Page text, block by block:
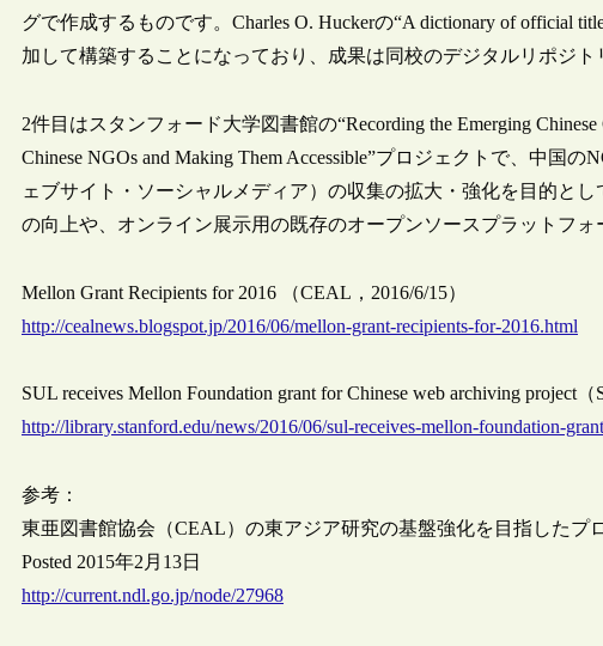
グで作成するものです。Charles O. Huckerの“A dictionary of official
加して構築することになっており、成果は同校のデジタルリポジト
2件目はスタンフォード大学図書館の“Recording the Emerging Chinese
Chinese NGOs and Making Them Accessible”プロジェクトで、中国
ェブサイト・ソーシャルメディア）の収集の拡大・強化を目的と
の向上や、オンライン展示用の既存のオープンソースプラットフォ
Mellon Grant Recipients for 2016 （CEAL，2016/6/15）
http://cealnews.blogspot.jp/2016/06/mellon-grant-recipients-for-2016.html
SUL receives Mellon Foundation grant for Chinese web archiving project
http://library.stanford.edu/news/2016/06/sul-receives-mellon-foundation-
参考：
東亜図書館協会（CEAL）の東アジア研究の基盤強化を目指したプ
Posted 2015年2月13日
http://current.ndl.go.jp/node/27968